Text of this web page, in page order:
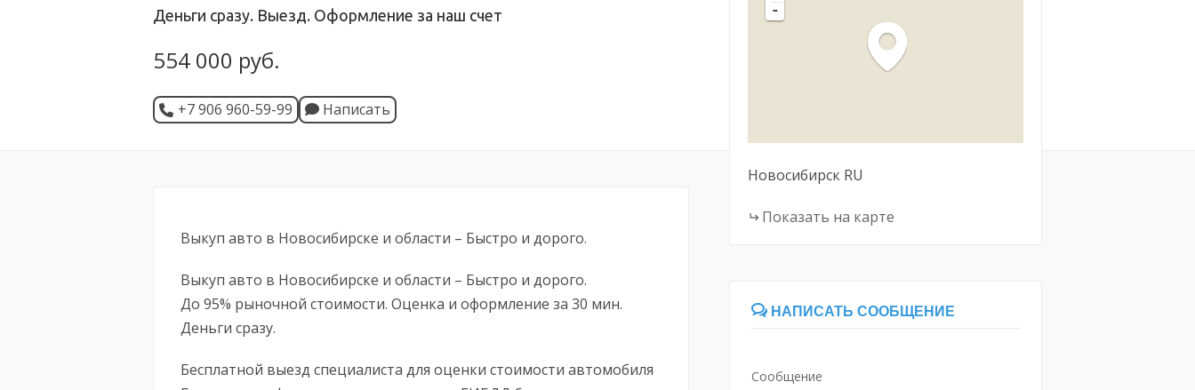
Деньги сразу. Выезд. Оформление за наш счет
554 000 руб.
+7 906 960-59-99 Написать
Выкуп авто в Новосибирске и области – Быстро и дорого.
Выкуп авто в Новосибирске и области – Быстро и дорого.
До 95% рыночной стоимости. Оценка и оформление за 30 мин.
Деньги сразу.
Бесплатной выезд специалиста для оценки стоимости автомобиля
-
Новосибирск RU
Показать на карте
НАПИСАТЬ СООБЩЕНИЕ
Сообщение